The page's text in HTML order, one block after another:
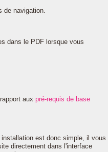
de navigation.
dans le PDF lorsque vous
aux pré-requis de base
est donc simple, il vous
directement dans l'interface